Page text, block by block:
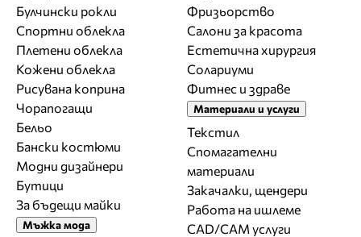
Булчински рокли
Спортни облекла
Плетени облекла
Кожени облекла
Рисувана коприна
Чорапогащи
Бельо
Бански костюми
Модни дизайнери
Бутици
За бъдещи майки
Мъжка мода
Фризьорство
Салони за красота
Естетична хирургия
Солариуми
Фитнес и здраве
Материали и услуги
Текстил
Спомагателни
материали
Закачалки, щендери
Работа на ишлеме
CAD/CAM услуги